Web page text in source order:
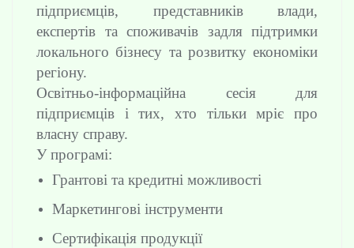
підприємців, представників влади,
експертів та споживачів задля підтримки
локального бізнесу та розвитку економіки
регіону.
Освітньо-інформаційна сесія для
підприємців і тих, хто тільки мріє про
власну справу.
У програмі:
Грантові та кредитні можливості
Маркетингові інструменти
Сертифікація продукції